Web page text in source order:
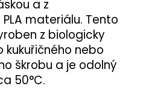
a z
materiálu. Tento
z biologicky
kukuřičného nebo
škrobu a je odolný
50°C.